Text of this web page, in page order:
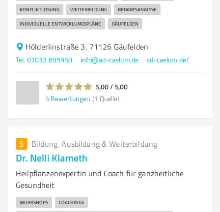
KONFLIKTLÖSUNG WEITERBILDUNG BEDARFSANALYSE
INDIVIDUELLE ENTWICKLUNGSPLÄNE GÄUFELDEN
Hölderlinstraße 3, 71126 Gäufelden
Tel. 07032 895950 info@ad-caelum.de ad-caelum.de/
5,00 / 5,00
5 Bewertungen (1 Quelle)
5 Bildung, Ausbildung & Weiterbildung
Dr. Nelli Klameth
Heilpflanzenexpertin und Coach für ganzheitliche
Gesundheit
WORKSHOPS COACHINGS